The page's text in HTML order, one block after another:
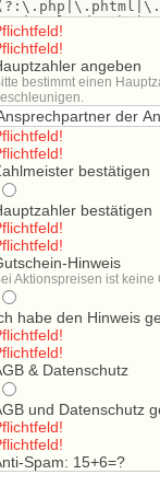
angeben
bestimmt einen
bestätigen
bestätigen
Hinweis
Aktionspreisen ist
habe den Hinweis
& Datenschutz
und Datenschutz
Spam: 15+6=?